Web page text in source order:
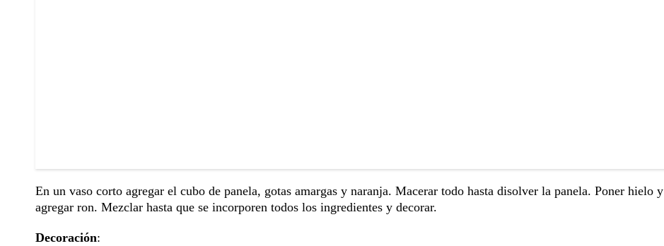
En un vaso corto agregar el cubo de panela, gotas amargas y naranja. Macerar todo hasta disolver la panela. Poner hielo y
agregar ron. Mezclar hasta que se incorporen todos los ingredientes y decorar.
Decoración: